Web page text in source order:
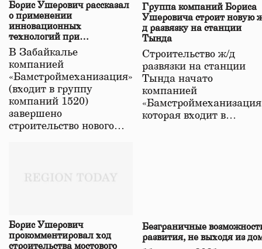
Борис Ушерович рассказал
о применении
инновационных
технологий при
строительстве нового моста
в Забайкалье
В Забайкалье
компанией
«Бамстроймеханизация»
(входит в группу
компаний 1520)
завершено
строительство нового…
Группа компаний Бориса
Ушеровича строит новую
д развязку на станции
Тында
Строительство ж/д
развязки на станции
Тында начато
компанией
которая входит в…
Борис Ушерович
прокомментировал ход
строительства мостового
Безграничные
развития, не выходя из